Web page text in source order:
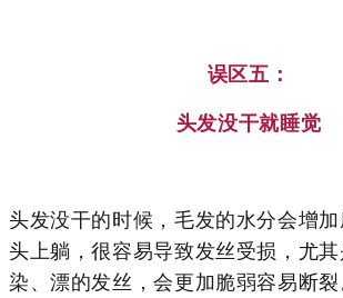
误区五：
头发没干就睡觉
头发没干的时候，毛发的水分会增
头上躺，很容易导致发丝受损， 尤其
染、漂的发丝，会更加脆弱容易断裂